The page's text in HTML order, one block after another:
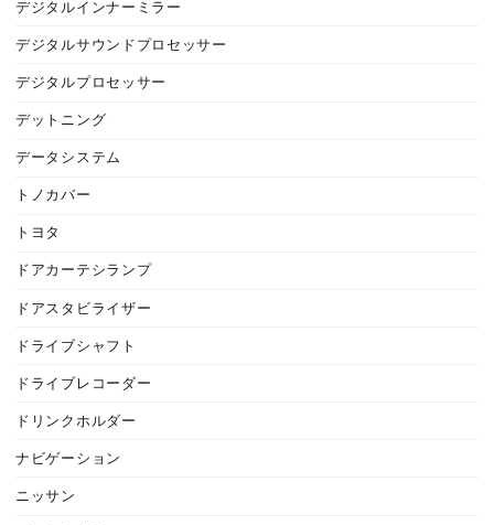
デジタルインナーミラー
デジタルサウンドプロセッサー
デジタルプロセッサー
デットニング
データシステム
トノカバー
トヨタ
ドアカーテシランプ
ドアスタビライザー
ドライブシャフト
ドライブレコーダー
ドリンクホルダー
ナビゲーション
ニッサン